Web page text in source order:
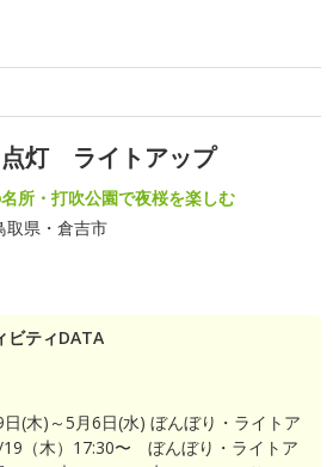
灯 ライトアップ
所・打吹公園で夜桜を楽しむ
取県・倉吉市
ビティDATA
(木)～5月6日(水) ぼんぼり・ライトア
19（木）17:30〜 ぼんぼり・ライトア